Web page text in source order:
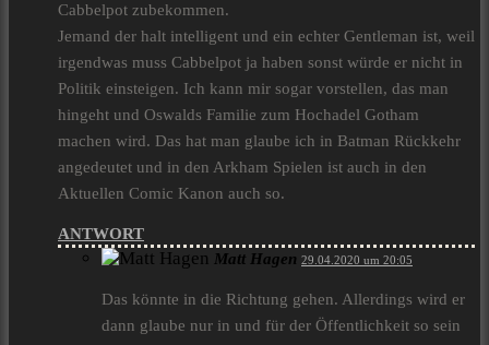
Cabbelpot zubekommen.
Jemand der halt intelligent und ein echter Gentleman ist, weil
irgendwas muss Cabbelpot ja haben sonst würde er nicht in
Politik einsteigen. Ich kann mir sogar vorstellen, das man
hingeht und Oswalds Familie zum Hochadel Gotham
machen wird. Das hat man glaube ich in Batman Rückkehr
angedeutet und in den Arkham Spielen ist auch in den
Aktuellen Comic Kanon auch so.
ANTWORT
Matt Hagen 29.04.2020 um 20:05
Das könnte in die Richtung gehen. Allerdings wird er
dann glaube nur in und für der Öffentlichkeit so sein